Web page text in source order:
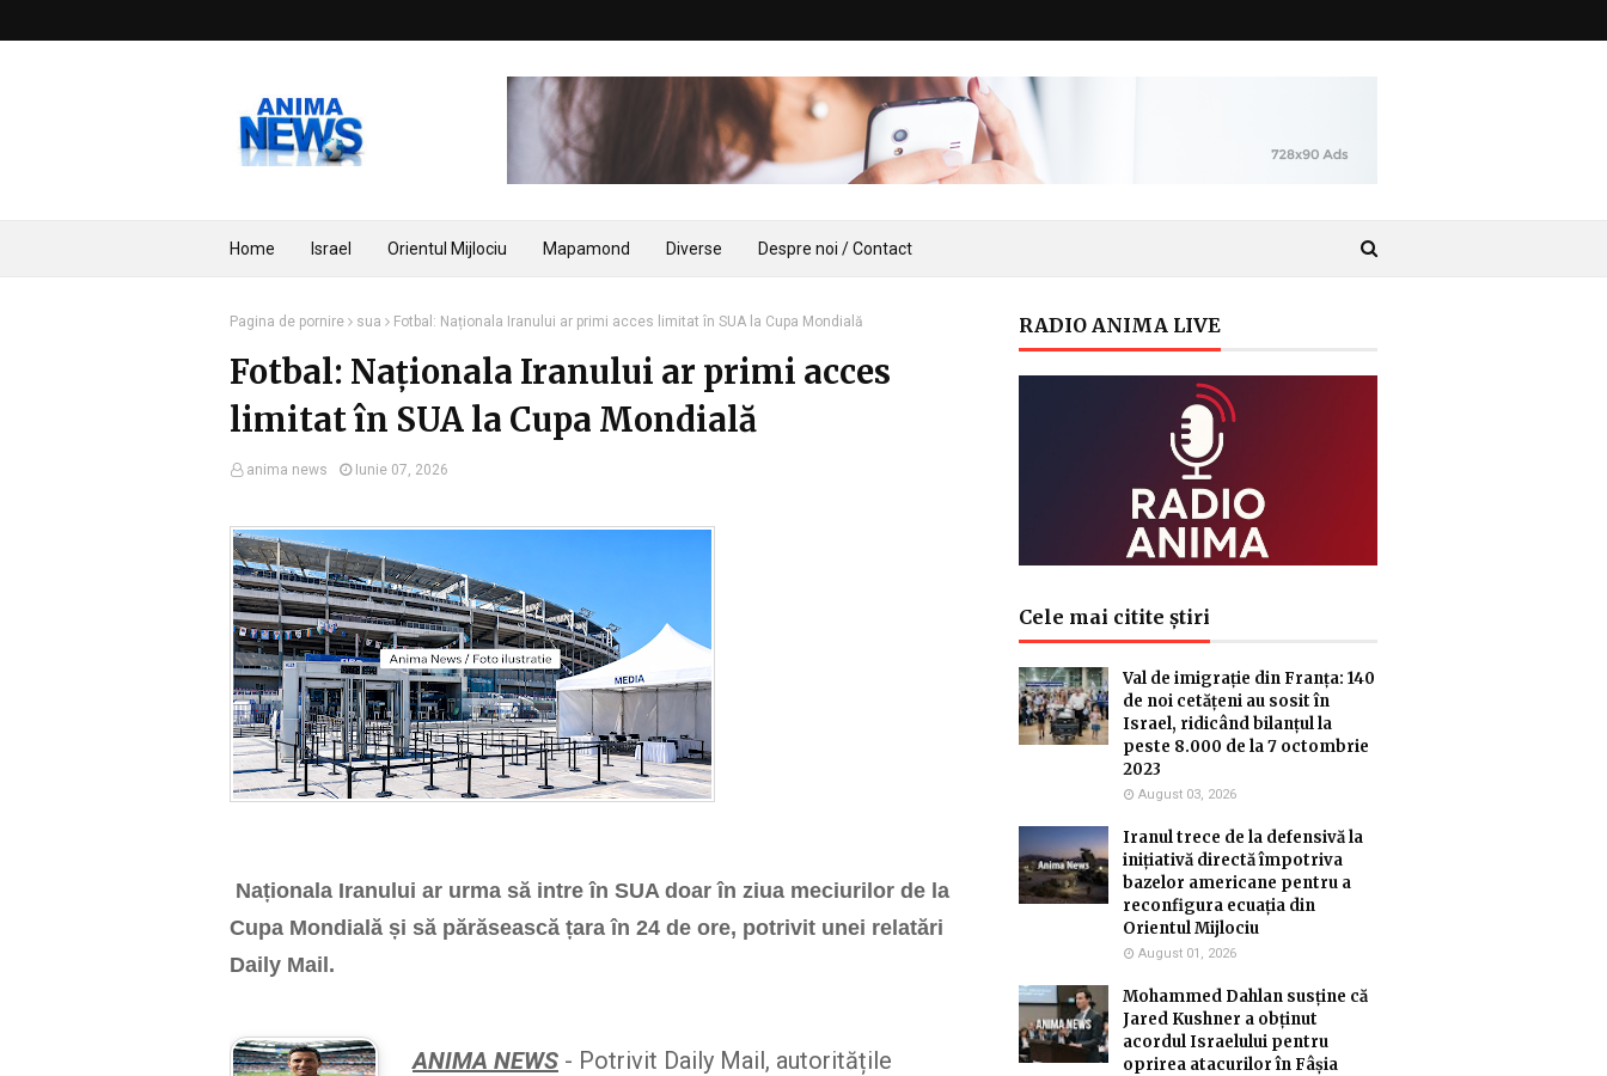
Home Israel Orientul Mijlociu Mapamond Diverse Despre noi / Contact
Pagina de pornire sua Fotbal: Naționala Iranului ar primi acces limitat în SUA la Cupa Mondială
Fotbal: Naționala Iranului ar primi acces
limitat în SUA la Cupa Mondială
anima news Iunie 07, 2026
Naționala Iranului ar urma să intre în SUA doar în ziua meciurilor de la
Cupa Mondială și să părăsească țara în 24 de ore, potrivit unei relatări
Daily Mail.
ANIMA NEWS - Potrivit Daily Mail, autoritățile
RADIO ANIMA LIVE
Cele mai citite știri
Val de imigrație din Franța: 140
de noi cetățeni au sosit în
Israel, ridicând bilanțul la
peste 8.000 de la 7 octombrie
2023
August 03, 2026
Iranul trece de la defensivă la
inițiativă directă împotriva
bazelor americane pentru a
reconfigura ecuația din
Orientul Mijlociu
August 01, 2026
Mohammed Dahlan susține că
Jared Kushner a obținut
acordul Israelului pentru
oprirea atacurilor în Fâșia